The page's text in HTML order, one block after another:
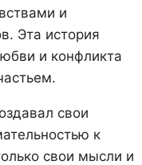
и
Эта история
и конфликта
свои
к
свои мысли и